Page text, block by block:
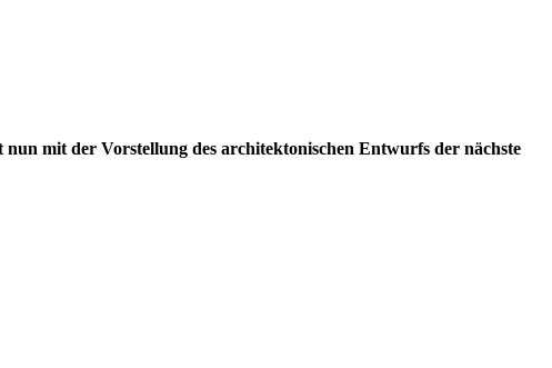
mit der Vorstellung des architektonischen Entwurfs der nächste